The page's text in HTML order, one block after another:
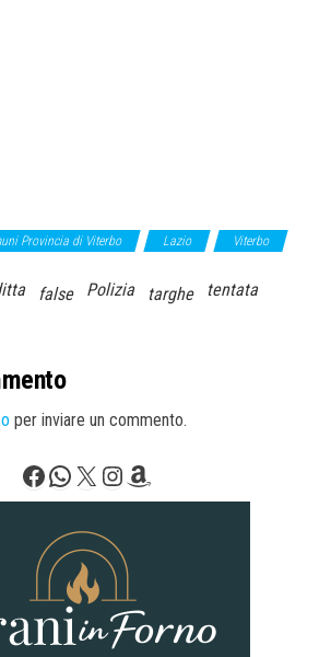
Provincia di Viterbo Lazio Viterbo
false Polizia targhe
tentata
per inviare un commento.
Facebook
WhatsApp
X Instagram
Amazon